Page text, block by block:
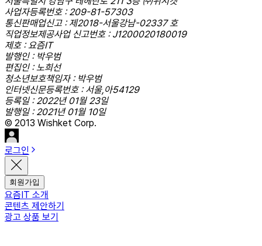
사업자등록번호 : 209-81-57303
통신판매업신고 : 제2018-서울강남-02337 호
직업정보제공사업 신고번호 : J1200020180019
제호 : 요즘IT
발행인 : 박우범
편집인 : 노희선
청소년보호책임자 : 박우범
인터넷신문등록번호 : 서울,아54129
등록일 : 2022년 01월 23일
발행일 : 2021년 01월 10일
© 2013 Wishket Corp.
로그인
회원가입
요즘IT 소개
콘텐츠 제안하기
광고 상품 보기